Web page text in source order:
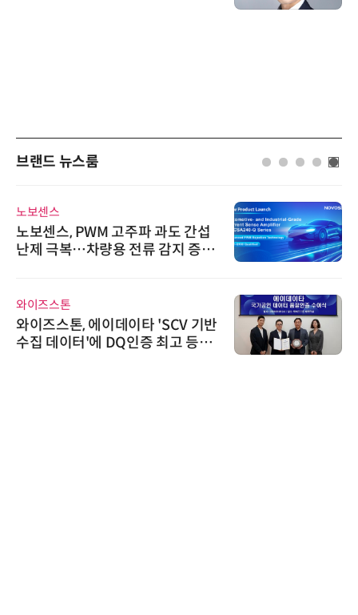
브랜드 뉴스룸
슈퍼솔루션
슈퍼솔루션, 2026 Next-Gen AI C
ooling Summit 성황리 성료
씨앤에프시스템
씨앤에프시스템, 오웬스그룹과 공
공 ERP·DX 사업 협력